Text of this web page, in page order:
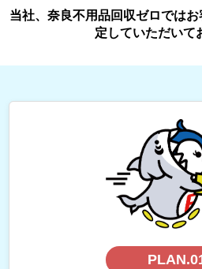
当社、奈良不用品回収ゼロでは
定していただいて